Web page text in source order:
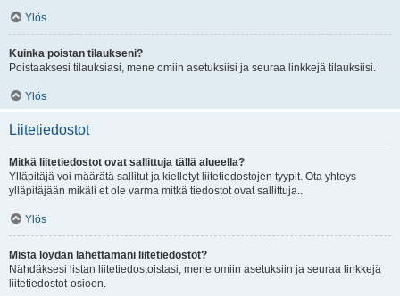
Ylös
Kuinka poistan tilaukseni?
Poistaaksesi tilauksiasi, mene omiin asetuksiisi ja seuraa linkkejä tilauksiisi.
Ylös
Liitetiedostot
Mitkä liitetiedostot ovat sallittuja tällä alueella?
Ylläpitäjä voi määrätä sallitut ja kielletyt liitetiedostojen tyypit. Ota yhteys
ylläpitäjään mikäli et ole varma mitkä tiedostot ovat sallittuja..
Ylös
Mistä löydän lähettämäni liitetiedostot?
Nähdäksesi listan liitetiedostoistasi, mene omiin asetuksiin ja seuraa linkkejä
liitetiedostot-osioon.